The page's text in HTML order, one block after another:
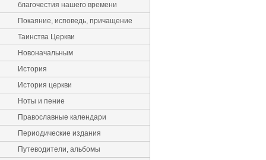
благочестия нашего времени
Покаяние, исповедь, причащение
Таинства Церкви
Новоначальным
История
История церкви
Ноты и пение
Православные календари
Периодические издания
Путеводители, альбомы